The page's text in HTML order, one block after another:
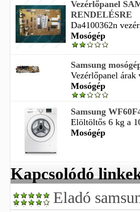
Vezérlőpanel
RENDELÉSRE
Da4100362n
Mosógép
Samsung
Vezérlőpanel
Mosógép
Samsung
Elöltöltős 6 kg a
Mosógép
Kapcsolódó
Eladó